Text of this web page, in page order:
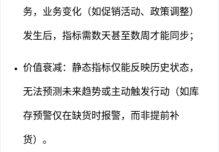
务，业务变化（如促销活动、政策调整）
发生后，指标需数天甚至数周才能同步；
价值衰减：静态指标仅能反映历史状态，
无法预测未来趋势或主动触发行动（如库
存预警仅在缺货时报警，而非提前补
货）。